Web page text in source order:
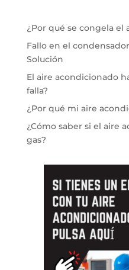
¿Por qué se congela el
Fallo en el
Solución
El aire acondicionado
falla?
¿Por qué mi aire
¿Cómo saber si el aire
gas?